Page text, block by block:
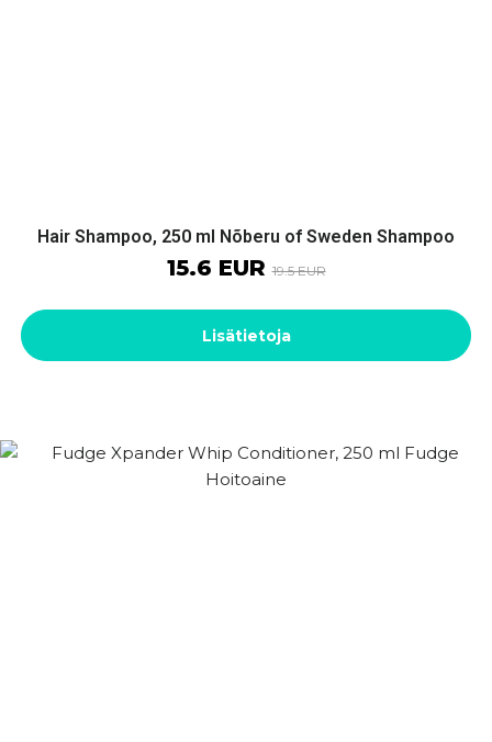
Hair Shampoo, 250 ml Nõberu of Sweden Shampoo
15.6 EUR19.5 EUR
Lisätietoja